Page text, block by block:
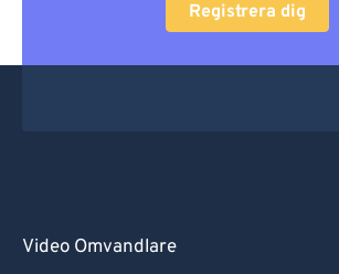
Registrera dig
Video Omvandlare